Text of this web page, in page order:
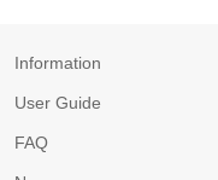
Information
User Guide
FAQ